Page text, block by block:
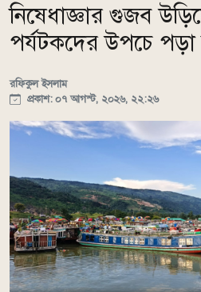
নিষেধাজ্ঞার গুজব
পর্যটকদের উপচে পড়া
রফিকুল ইসলাম
প্রকাশ: ০৭ আগস্ট, ২০২৬, ২২:২৬